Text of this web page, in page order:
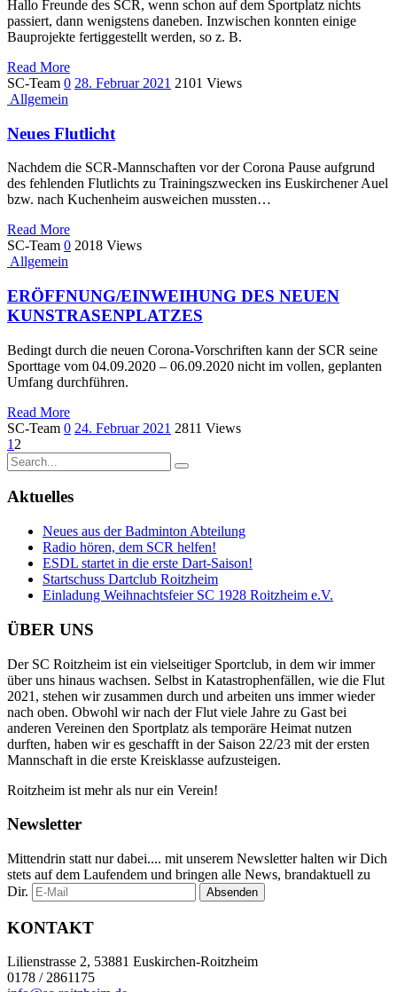
Hallo Freunde des SCR, wenn schon auf dem Sportplatz nichts
passiert, dann wenigstens daneben. Inzwischen konnten einige
Bauprojekte fertiggestellt werden, so z. B.
Read More
SC-Team 0 28. Februar 2021 2101 Views
Allgemein
Neues Flutlicht
Nachdem die SCR-Mannschaften vor der Corona Pause aufgrund
des fehlenden Flutlichts zu Trainingszwecken ins Euskirchener Auel
bzw. nach Kuchenheim ausweichen mussten…
Read More
SC-Team 0 2018 Views
Allgemein
ERÖFFNUNG/EINWEIHUNG DES NEUEN
KUNSTRASENPLATZES
Bedingt durch die neuen Corona-Vorschriften kann der SCR seine
Sporttage vom 04.09.2020 – 06.09.2020 nicht im vollen, geplanten
Umfang durchführen.
Read More
SC-Team 0 24. Februar 2021 2811 Views
1 2
Aktuelles
Neues aus der Badminton Abteilung
Radio hören, dem SCR helfen!
ESDL startet in die erste Dart-Saison!
Startschuss Dartclub Roitzheim
Einladung Weihnachtsfeier SC 1928 Roitzheim e.V.
ÜBER UNS
Der SC Roitzheim ist ein vielseitiger Sportclub, in dem wir immer
über uns hinaus wachsen. Selbst in Katastrophenfällen, wie die Flut
2021, stehen wir zusammen durch und arbeiten uns immer wieder
nach oben. Obwohl wir nach der Flut viele Jahre zu Gast bei
anderen Vereinen den Sportplatz als temporäre Heimat nutzen
durften, haben wir es geschafft in der Saison 22/23 mit der ersten
Mannschaft in die erste Kreisklasse aufzusteigen.
Roitzheim ist mehr als nur ein Verein!
Newsletter
Mittendrin statt nur dabei.... mit unserem Newsletter halten wir Dich
stets auf dem Laufendem und bringen alle News, brandaktuell zu
Dir.
KONTAKT
Lilienstrasse 2, 53881 Euskirchen-Roitzheim
0178 / 2861175